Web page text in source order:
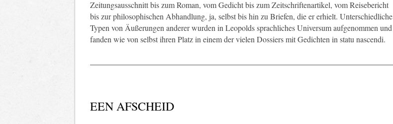
Zeitungsausschnitt bis zum Roman, vom Gedicht bis zum Zeitschriftenartikel, vom Reisebericht
bis zur philosophischen Abhandlung, ja, selbst bis hin zu Briefen, die er erhielt. Unterschiedliche
Typen von Äußerungen anderer wurden in Leopolds sprachliches Universum aufgenommen und
fanden wie von selbst ihren Platz in einem der vielen Dossiers mit Gedichten in statu nascendi.
EEN AFSCHEID